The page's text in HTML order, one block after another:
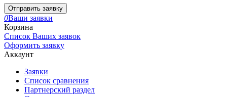
Отправить заявку
0Ваши заявки
Корзина
Список Ваших заявок
Оформить заявку
Аккаунт
Заявки
Список сравнения
Партнерский раздел